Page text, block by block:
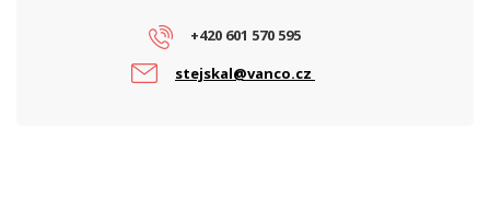
+420 601 570 595
stejskal@vanco.cz